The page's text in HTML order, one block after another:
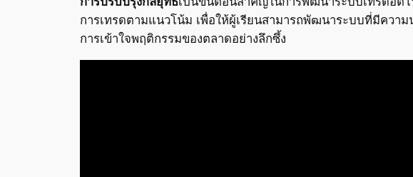
การเทรดตามแนวโน้ม เพื่อให้ผู้เรียนสามารถพัฒนาระบบที่มีควา
การเข้าใจพฤติกรรมของตลาดอย่างลึกซึ้ง